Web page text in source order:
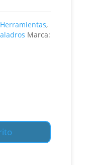
Herramientas,
Marca: